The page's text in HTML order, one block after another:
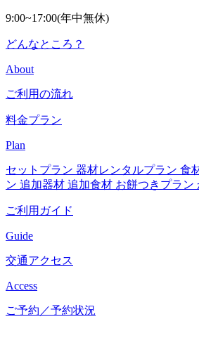
9:00~17:00(年中無休)
どんなところ？
About
ご利用の流れ
料金プラン
Plan
セットプラン 器材レンタルプラン 食
ン 追加器材 追加食材 お餅つきプラン
ご利用ガイド
Guide
交通アクセス
Access
ご予約／予約状況